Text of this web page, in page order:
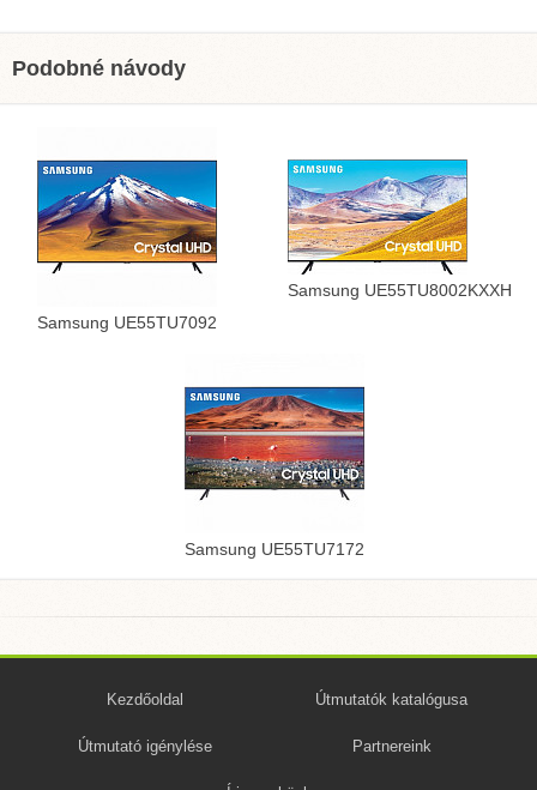
Podobné návody
Samsung UE55TU7092
Samsung UE55TU8002KXXH
Samsung UE55TU7172
Kezdőoldal Útmutatók katalógusa
Útmutató igénylése Partnereink